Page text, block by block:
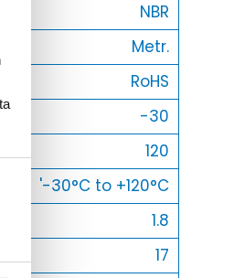
NBR
Metr.
RoHS
-30
120
'-30°C to +120°C
1.8
17